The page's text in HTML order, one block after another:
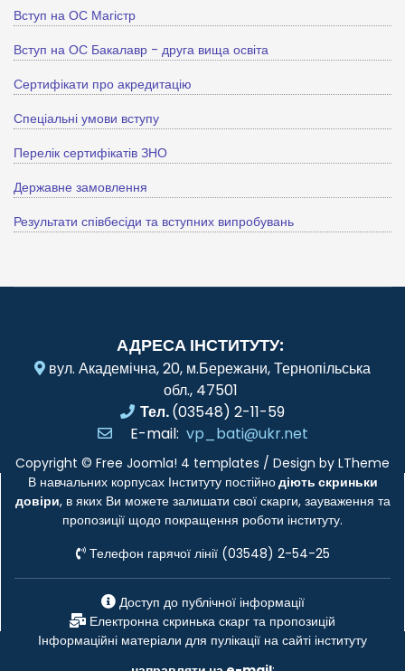
Вступ на ОС Магістр
Вступ на ОС Бакалавр - друга вища освіта
Сертифікати про акредитацію
Спеціальні умови вступу
Перелік сертифікатів ЗНО
Державне замовлення
Результати співбесіди та вступних випробувань
АДРЕСА ІНСТИТУТУ:
вул. Академічна, 20, м.Бережани, Тернопільська
обл., 47501
Тел.(03548) 2-11-59
E-mail: vp_bati@ukr.net
Copyright © Free Joomla! 4 templates / Design by LTheme
В навчальних корпусах Інституту постійнодіють скриньки
довіри, в яких Ви можете залишати свої скарги, зауваження та
пропозиції щодо покращення роботи інституту.
Телефон гарячої лінії (03548) 2-54-25
Доступ до публічної інформації
Електронна скринька скарг та пропозицій
Інформаційні матеріали для пулікації на сайті інституту